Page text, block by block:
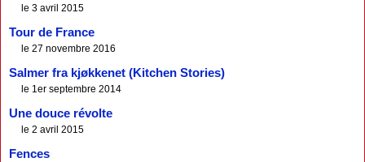
le 3 avril 2015
Tour de France
le 27 novembre 2016
Salmer fra kjøkkenet (Kitchen Stories)
le 1er septembre 2014
Une douce révolte
le 2 avril 2015
Fences